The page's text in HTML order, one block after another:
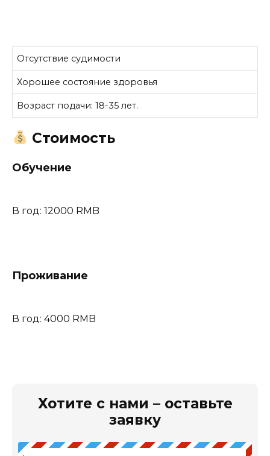
Отсутствие судимости
Хорошее состояние здоровья
Возраст подачи: 18-35 лет.
Стоимость
Обучение
В год: 12000 RMB
Проживание
В год: 4000 RMB
Хотите с нами – оставьте
заявку